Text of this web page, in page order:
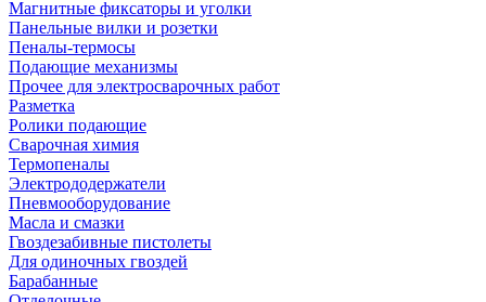
Магнитные фиксаторы и уголки
Панельные вилки и розетки
Пеналы-термосы
Подающие механизмы
Прочее для электросварочных работ
Разметка
Ролики подающие
Сварочная химия
Термопеналы
Электрододержатели
Пневмооборудование
Масла и смазки
Гвоздезабивные пистолеты
Для одиночных гвоздей
Барабанные